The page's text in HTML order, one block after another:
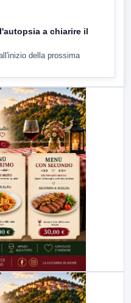
a chiarire il
della prossima